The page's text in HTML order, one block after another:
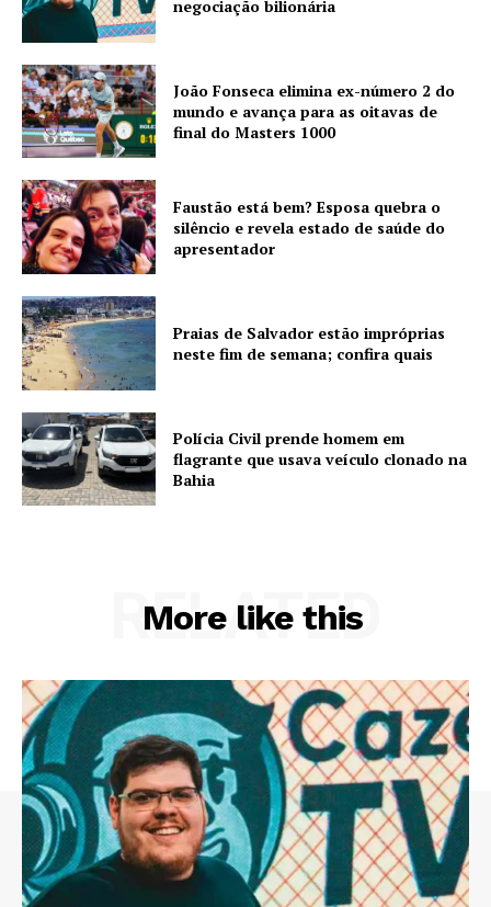
negociação bilionária
João Fonseca elimina ex-número 2 do
mundo e avança para as oitavas de
final do Masters 1000
Faustão está bem? Esposa quebra o
silêncio e revela estado de saúde do
apresentador
Praias de Salvador estão impróprias
neste fim de semana; confira quais
Polícia Civil prende homem em
flagrante que usava veículo clonado na
Bahia
More like this
RELATED